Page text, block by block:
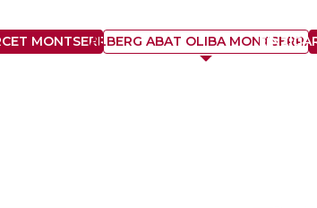
MONTSERRATALBERG ABAT OLIBA